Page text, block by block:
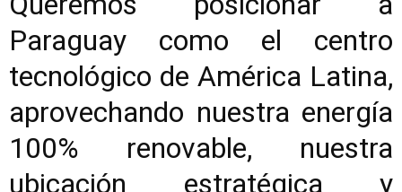
Paraguay como el centro
tecnológico de América Latina,
aprovechando nuestra energía
100% renovable, nuestra
ubicación estratégica y